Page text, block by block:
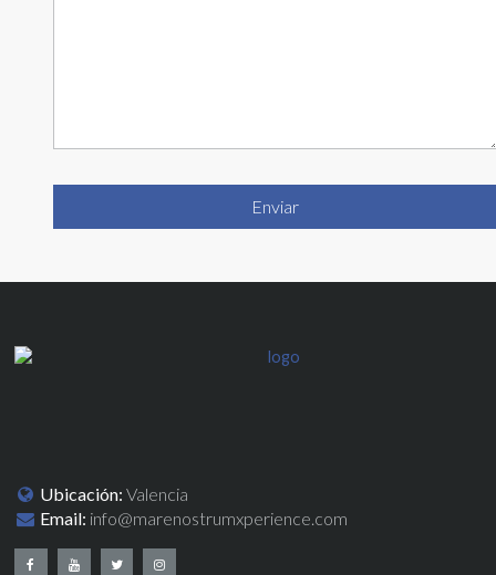
Enviar
Ubicación: Valencia
Email: info@marenostrumxperience.com